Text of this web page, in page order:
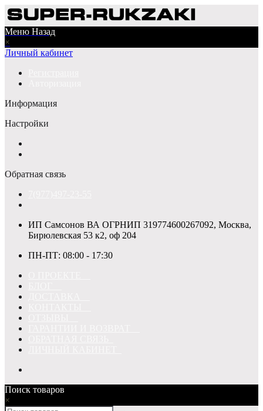
Меню Назад
×
Личный кабинет
Информация
Настройки
Обратная связь
ИП Самсонов ВА ОГРНИП 319774600267092, Москва,
Бирюлевская 53 к2, оф 204
ПН-ПТ: 08:00 - 17:30
Поиск товаров
×